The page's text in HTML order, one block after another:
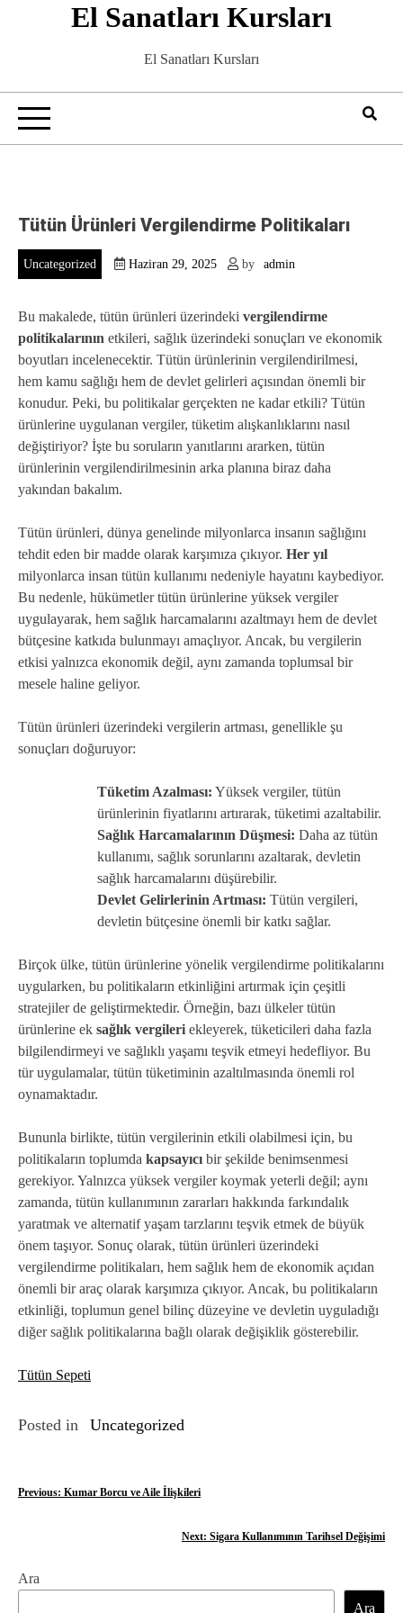
El Sanatları Kursları
El Sanatları Kursları
Tütün Ürünleri Vergilendirme Politikaları
Uncategorized Haziran 29, 2025 by admin
Bu makalede, tütün ürünleri üzerindeki vergilendirme
politikalarının etkileri, sağlık üzerindeki sonuçları ve ekonomik
boyutları incelenecektir. Tütün ürünlerinin vergilendirilmesi,
hem kamu sağlığı hem de devlet gelirleri açısından önemli bir
konudur. Peki, bu politikalar gerçekten ne kadar etkili? Tütün
ürünlerine uygulanan vergiler, tüketim alışkanlıklarını nasıl
değiştiriyor? İşte bu soruların yanıtlarını ararken, tütün
ürünlerinin vergilendirilmesinin arka planına biraz daha
yakından bakalım.
Tütün ürünleri, dünya genelinde milyonlarca insanın sağlığını
tehdit eden bir madde olarak karşımıza çıkıyor. Her yıl
milyonlarca insan tütün kullanımı nedeniyle hayatını kaybediyor.
Bu nedenle, hükümetler tütün ürünlerine yüksek vergiler
uygulayarak, hem sağlık harcamalarını azaltmayı hem de devlet
bütçesine katkıda bulunmayı amaçlıyor. Ancak, bu vergilerin
etkisi yalnızca ekonomik değil, aynı zamanda toplumsal bir
mesele haline geliyor.
Tütün ürünleri üzerindeki vergilerin artması, genellikle şu
sonuçları doğuruyor:
Tüketim Azalması: Yüksek vergiler, tütün
ürünlerinin fiyatlarını artırarak, tüketimi azaltabilir.
Sağlık Harcamalarının Düşmesi: Daha az tütün
kullanımı, sağlık sorunlarını azaltarak, devletin
sağlık harcamalarını düşürebilir.
Devlet Gelirlerinin Artması: Tütün vergileri,
devletin bütçesine önemli bir katkı sağlar.
Birçok ülke, tütün ürünlerine yönelik vergilendirme politikalarını
uygularken, bu politikaların etkinliğini artırmak için çeşitli
stratejiler de geliştirmektedir. Örneğin, bazı ülkeler tütün
ürünlerine ek sağlık vergileri ekleyerek, tüketicileri daha fazla
bilgilendirmeyi ve sağlıklı yaşamı teşvik etmeyi hedefliyor. Bu
tür uygulamalar, tütün tüketiminin azaltılmasında önemli rol
oynamaktadır.
Bununla birlikte, tütün vergilerinin etkili olabilmesi için, bu
politikaların toplumda kapsayıcı bir şekilde benimsenmesi
gerekiyor. Yalnızca yüksek vergiler koymak yeterli değil; aynı
zamanda, tütün kullanımının zararları hakkında farkındalık
yaratmak ve alternatif yaşam tarzlarını teşvik etmek de büyük
önem taşıyor. Sonuç olarak, tütün ürünleri üzerindeki
vergilendirme politikaları, hem sağlık hem de ekonomik açıdan
önemli bir araç olarak karşımıza çıkıyor. Ancak, bu politikaların
etkinliği, toplumun genel bilinç düzeyine ve devletin uyguladığı
diğer sağlık politikalarına bağlı olarak değişiklik gösterebilir.
Tütün Sepeti
Posted in Uncategorized
Y
ı
Previous: Kumar Borcu ve Aile İlişkileri
Next: Sigara Kullanımının Tarihsel Değişimi
Ara
Ara